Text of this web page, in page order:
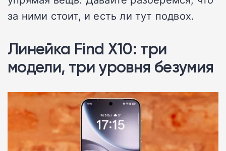
за ними стоит, и есть ли тут подвох.
Линейка Find X10: три
модели, три уровня безумия